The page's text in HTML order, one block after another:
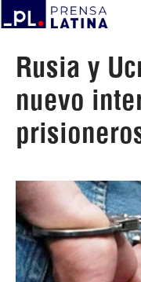
Rusia y
nuevo